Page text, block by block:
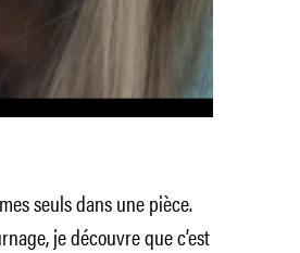
seuls dans une pièce.
je découvre que c’est